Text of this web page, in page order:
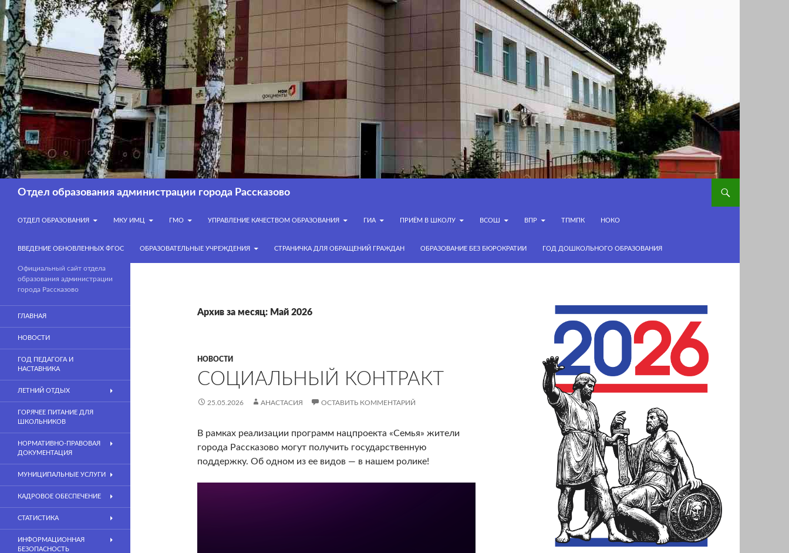
Перейти
к
содержимому
Отдел образования администрации города Рассказово
ОТДЕЛ ОБРАЗОВАНИЯ МКУ ИМЦ ГМО УПРАВЛЕНИЕ КАЧЕСТВОМ ОБРАЗОВАНИЯ ГИА ПРИЁМ В ШКОЛУ ВСОШ ВПР ТПМПК НОКО
ВВЕДЕНИЕ ОБНОВЛЕННЫХ ФГОС ОБРАЗОВАТЕЛЬНЫЕ УЧРЕЖДЕНИЯ СТРАНИЧКА ДЛЯ ОБРАЩЕНИЙ ГРАЖДАН ОБРАЗОВАНИЕ БЕЗ БЮРОКРАТИИ ГОД ДОШКОЛЬНОГО ОБРАЗОВАНИЯ
Архив за месяц: Май 2026
НОВОСТИ
СОЦИАЛЬНЫЙ КОНТРАКТ
25.05.2026 АНАСТАСИЯ ОСТАВИТЬ КОММЕНТАРИЙ
В рамках реализации программ нацпроекта «Семья» жители
города Рассказово могут получить государственную
поддержку. Об одном из ее видов — в нашем ролике!
Официальный сайт отдела
образования администрации
города Рассказово
ГЛАВНАЯ
НОВОСТИ
ГОД ПЕДАГОГА И
НАСТАВНИКА
ЛЕТНИЙ ОТДЫХ
ГОРЯЧЕЕ ПИТАНИЕ ДЛЯ
ШКОЛЬНИКОВ
НОРМАТИВНО-ПРАВОВАЯ
ДОКУМЕНТАЦИЯ
МУНИЦИПАЛЬНЫЕ УСЛУГИ
КАДРОВОЕ ОБЕСПЕЧЕНИЕ
СТАТИСТИКА
ИНФОРМАЦИОННАЯ
БЕЗОПАСНОСТЬ